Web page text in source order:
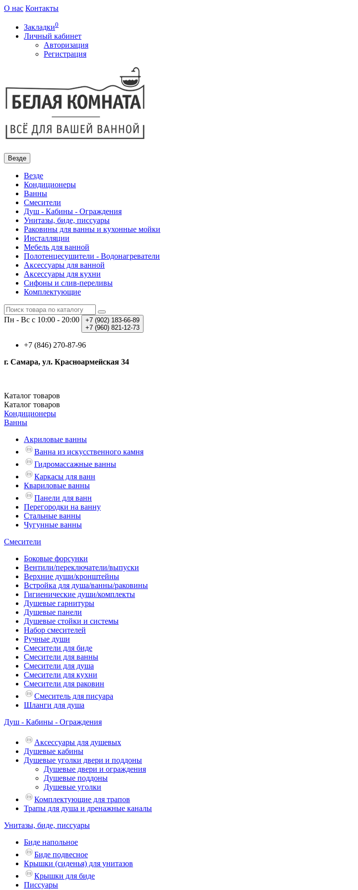
О нас Контакты
Закладки0
Личный кабинет
Авторизация
Регистрация
Везде
Везде
Кондиционеры
Ванны
Смесители
Душ - Кабины - Ограждения
Унитазы, биде, писсуары
Раковины для ванны и кухонные мойки
Инсталляции
Мебель для ванной
Полотенцесушители - Водонагреватели
Аксессуары для ванной
Аксессуары для кухни
Сифоны и слив-переливы
Комплектующие
Пн - Вс с 10:00 - 20:00 +7 (902) 183-66-89
+7 (960) 821-12-73
+7 (846) 270-87-96
г. Самара, ул. Красноармейская 34
Каталог товаров
Каталог товаров
Кондиционеры
Ванны
Акриловые ванны
Ванна из искусственного камня
Гидромассажные ванны
Каркасы для ванн
Квариловые ванны
Панели для ванн
Перегородки на ванну
Стальные ванны
Чугунные ванны
Смесители
Боковые форсунки
Вентили/переключатели/выпуски
Верхние души/кронштейны
Встройка для душа/ванны/раковины
Гигиенические души/комплекты
Душевые гарнитуры
Душевые панели
Душевые стойки и системы
Набор смесителей
Ручные души
Смесители для биде
Смесители для ванны
Смесители для душа
Смесители для кухни
Смесители для раковин
Смеситель для писуара
Шланги для душа
Душ - Кабины - Ограждения
Аксессуары для душевых
Душевые кабины
Душевые уголки двери и поддоны
Душевые двери и ограждения
Душевые поддоны
Душевые уголки
Комплектующие для трапов
Трапы для душа и дренажные каналы
Унитазы, биде, писсуары
Биде напольное
Биде подвесное
Крышки (сиденья) для унитазов
Крышки для биде
Писсуары